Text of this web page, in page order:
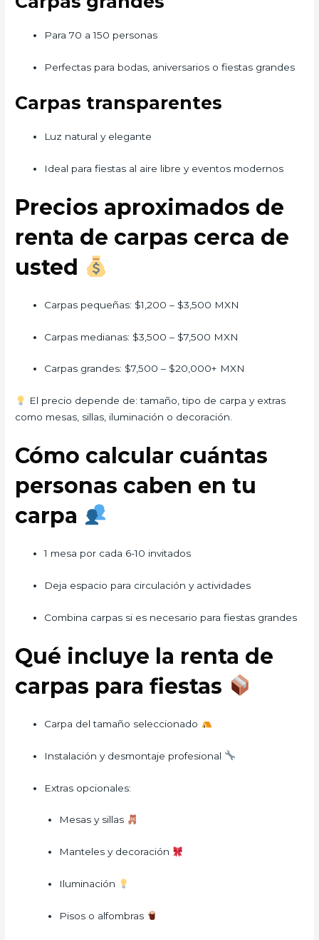
Para 70 a 150 personas
Perfectas para bodas, aniversarios o fiestas grandes
Carpas transparentes
Luz natural y elegante
Ideal para fiestas al aire libre y eventos modernos
Precios aproximados de
renta de carpas cerca de
usted
Carpas pequeñas: $1,200 – $3,500 MXN
Carpas medianas: $3,500 – $7,500 MXN
Carpas grandes: $7,500 – $20,000+ MXN
El precio depende de: tamaño, tipo de carpa y extras
como mesas, sillas, iluminación o decoración.
Cómo calcular cuántas
personas caben en tu
carpa
1 mesa por cada 6-10 invitados
Deja espacio para circulación y actividades
Combina carpas si es necesario para fiestas grandes
Qué incluye la renta de
carpas para fiestas
Carpa del tamaño seleccionado
Instalación y desmontaje profesional
Extras opcionales:
Mesas y sillas
Manteles y decoración
Iluminación
Pisos o alfombras